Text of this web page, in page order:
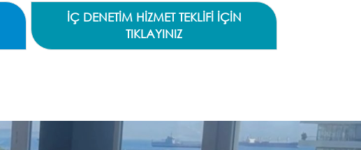
İÇ DENETİM HİZMET TEKLİFİ İÇİN
TIKLAYINIZ